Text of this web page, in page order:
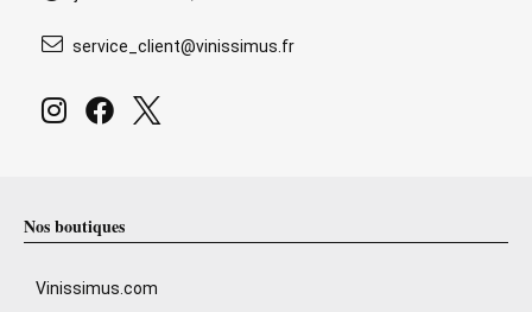
service_client@vinissimus.fr
Nos boutiques
Vinissimus.com